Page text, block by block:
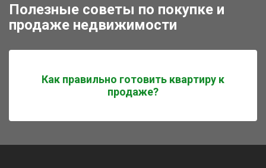
Полезные советы по покупке и
продаже недвижимости
Как правильно готовить квартиру к
продаже?